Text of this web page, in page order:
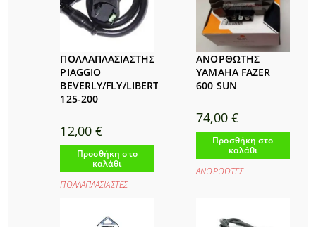
ΠΟΛΛΑΠΛΑΣΙΑΣΤΗΣ
PIAGGIO
BEVERLY/FLY/LIBERTY
125-200
12,00€
Προσθήκη στο
καλάθι
ΠΟΛΛΑΠΛΑΣΙΑΣΤΕΣ
ΑΝΟΡΘΩΤΗΣ
YAMAHA FAZER
600 SUN
74,00 €
Προσθήκη στο
καλάθι
ΑΝΟΡΘΩΤΕΣ